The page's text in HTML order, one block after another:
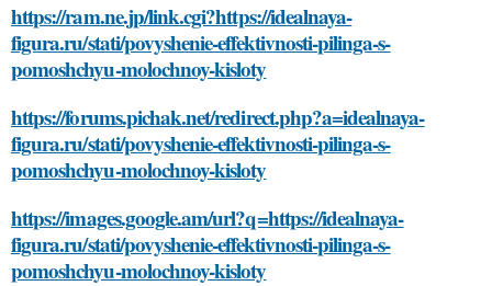
https://ram.ne.jp/link.cgi?https://idealnaya-
figura.ru/stati/povyshenie-effektivnosti-pilinga-s-
pomoshchyu-molochnoy-kisloty
https://forums.pichak.net/redirect.php?a=idealnaya-
figura.ru/stati/povyshenie-effektivnosti-pilinga-s-
pomoshchyu-molochnoy-kisloty
https://images.google.am/url?q=https://idealnaya-
figura.ru/stati/povyshenie-effektivnosti-pilinga-s-
pomoshchyu-molochnoy-kisloty